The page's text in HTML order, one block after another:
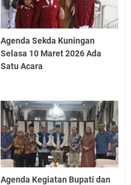
Agenda Sekda Kuningan
Selasa 10 Maret 2026 Ada
Satu Acara
Agenda Kegiatan Bupati dan